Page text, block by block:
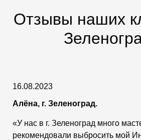
Отзывы наших
16.08.2023
Алёна, г. Зеленоград.
«У нас в г. Зеленоград много
рекомендовали выбросить мой